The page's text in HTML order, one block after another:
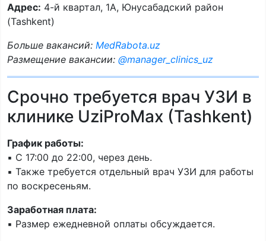
Адрес: 4-й квартал, 1А, Юнусабадский район
(Tashkent)
Больше вакансий: MedRabota.uz
Размещение вакансии: @manager_clinics_uz
Срочно требуется врач УЗИ в
клинике UziProMax (Tashkent)
График работы:
▪️ С 17:00 до 22:00, через день.
▪️ Также требуется отдельный врач УЗИ для работы
по воскресеньям.
Заработная плата:
▪️ Размер ежедневной оплаты обсуждается.